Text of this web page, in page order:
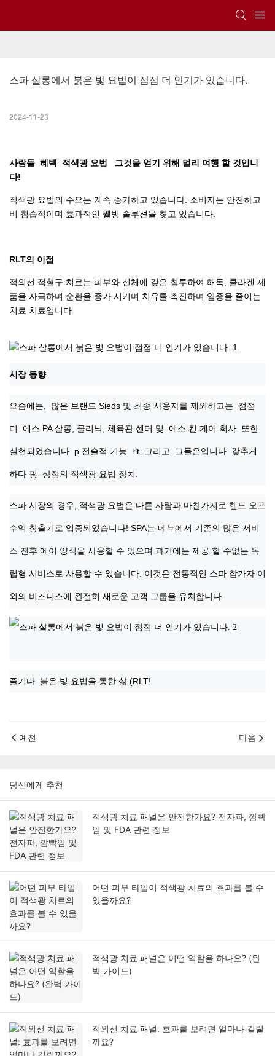
스파 살롱에서 붉은 빛 요법이 점점 더 인기가 있습니다.
2024-11-23
사람들 혜택 적색광 요법
그것을 얻기 위해 멀리 여행 할 것입니
다!
적색광 요법의 수요는 계속 증가하고 있습니다. 소비자는 안전하고
비 침습적이며 효과적인 웰빙 솔루션을 찾고 있습니다.
RLT의 이점
적외선 적혈구 치료는 피부와 신체에 깊은 침투하여 해독, 콜라겐 제
품을 자극하며 순환을 증가 시키며 치유를 촉진하며 염증을 줄이는
치료 치료입니다.
시장 동향
요즘에는, 많은 브랜드 Sieds 및 최종 사용자를 제외하고는 점점
더 에스 PA 살롱, 클리닉, 체육관 센터 및 에스 킨 케어 회사 또한
실현되었습니다 p 전술적 기능 rlt, 그리고 그들은입니다 갖추게
하다 핑 상점의 적색광 요법 장치.
스파 시장의 경우, 적색광 요법은 다른 사람과 마찬가지로 핸드 오프
수익 창출기로 입증되었습니다! SPA는 메뉴에서 기존의 많은 서비
스 전후 에이 양식을 사용할 수 있으며 과거에는 제공 할 수없는 독
립형 서비스로 사용할 수 있습니다. 이것은 전통적인 스파 참가자 이
외의 비즈니스에 완전히 새로운 고객 그룹을 유치합니다.
즐기다 붉은 빛 요법을 통한 삶 (RLT!
예전 다음
당신에게 추천
적색광 치료 패널은 안전한가요? 전자파, 깜빡
임 및 FDA 관련 정보
어떤 피부 타입이 적색광 치료의 효과를 볼 수
있을까요?
적색광 치료 패널은 어떤 역할을 하나요? (완
벽 가이드)
적외선 치료 패널: 효과를 보려면 얼마나 걸릴
까요?